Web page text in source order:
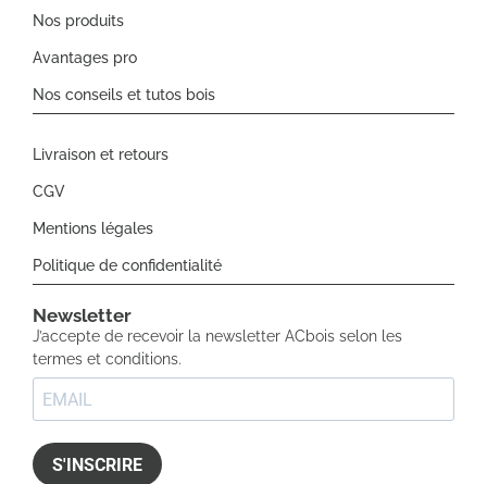
Nos produits
Avantages pro
Nos conseils et tutos bois
Livraison et retours
CGV
Mentions légales
Politique de confidentialité
Newsletter​
J’accepte de recevoir la newsletter ACbois selon les
termes et conditions.
S'INSCRIRE